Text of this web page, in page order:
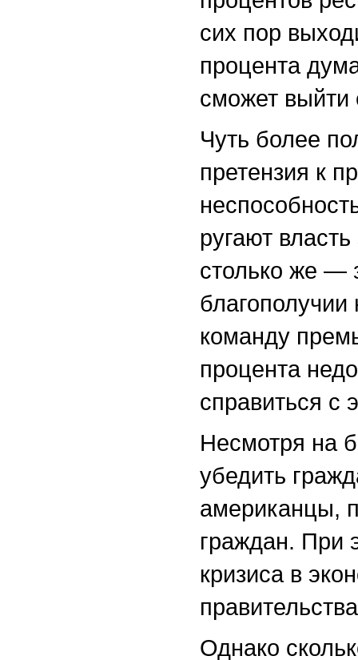
сих пор
процента
сможет выйти
Чуть более
претензия к
ругают
столько же —
команду
процента
справиться с
Несмотря на
убедить
американцы,
граждан. При
кризиса в
Однако